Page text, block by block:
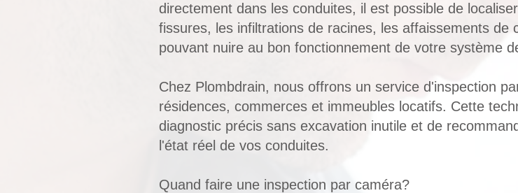
directement dans les conduites, il est possible de
fissures, les infiltrations de racines, les affaissements de
pouvant nuire au bon fonctionnement de votre système
Chez Plombdrain, nous offrons un service d'inspection
résidences, commerces et immeubles locatifs. Cette
diagnostic précis sans excavation inutile et de
l'état réel de vos conduites.
Quand faire une inspection par caméra?